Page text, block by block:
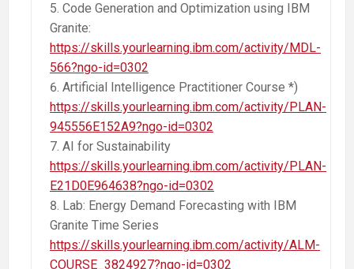
Code Generation and Optimization using IBM
Granite:
https://skills.yourlearning.ibm.com/activity/MDL-
566?ngo-id=0302
Artificial Intelligence Practitioner Course *)
https://skills.yourlearning.ibm.com/activity/PLAN-
945556E152A9?ngo-id=0302
AI for Sustainability
https://skills.yourlearning.ibm.com/activity/PLAN-
E21D0E964638?ngo-id=0302
Lab: Energy Demand Forecasting with IBM
Granite Time Series
https://skills.yourlearning.ibm.com/activity/ALM-
COURSE_3824927?ngo-id=0302